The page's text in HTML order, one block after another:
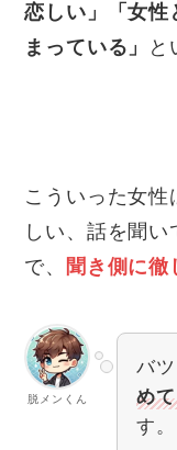
恋しい」「女性
まっている」
と
こういった女性
しい、話を聞
で、 聞き側に徹
脱メンくん
バ
め
す。